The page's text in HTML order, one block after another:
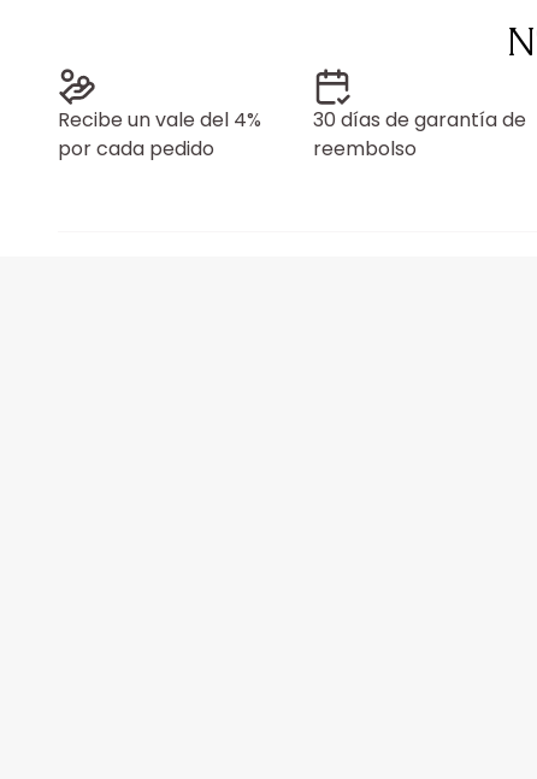
Recibe un vale del 4%
por cada pedido
30 días de garantía de
reembolso